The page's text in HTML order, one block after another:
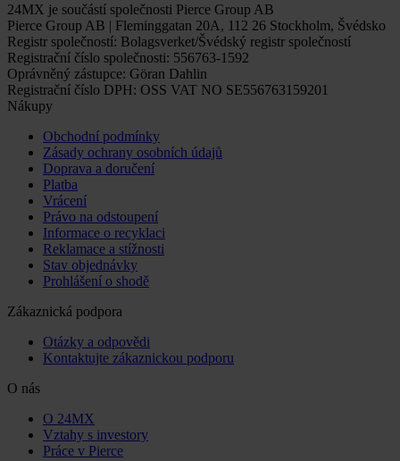
24MX je součástí společnosti Pierce Group AB
Pierce Group AB | Fleminggatan 20A, 112 26 Stockholm, Švédsko
Registr společností: Bolagsverket/Švédský registr společností
Registrační číslo společnosti: 556763-1592
Oprávněný zástupce: Göran Dahlin
Registrační číslo DPH: OSS VAT NO SE556763159201
Nákupy
Obchodní podmínky
Zásady ochrany osobních údajů
Doprava a doručení
Platba
Vrácení
Právo na odstoupení
Informace o recyklaci
Reklamace a stížnosti
Stav objednávky
Prohlášení o shodě
Zákaznická podpora
Otázky a odpovědi
Kontaktujte zákaznickou podporu
O nás
O 24MX
Vztahy s investory
Práce v Pierce